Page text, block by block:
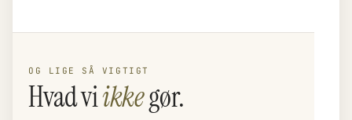
OG LIGE SÅ VIGTIGT
Hvad viikkegør.